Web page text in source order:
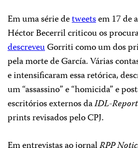
Em uma série detweetsem 17 de
Héctor Becerril criticou os
descreveuGorriti como um dos
pela morte de García. Várias
e intensificaram essa retórica,
um “assassino” e “homicida” e
escritórios externos daIDL-
prints revisados ​​pelo CPJ.